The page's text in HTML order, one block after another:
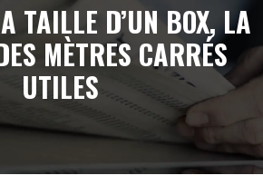
TAILLE D’UN BOX, LA
MÈTRES CARRÉS
UTILES